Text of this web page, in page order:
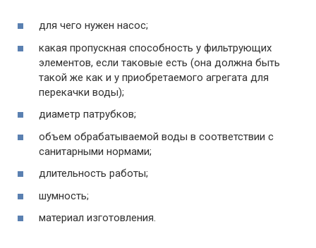
для чего нужен насос;
какая пропускная способность у фильтрующих
элементов, если таковые есть (она должна быть
такой же как и у приобретаемого агрегата для
перекачки воды);
диаметр патрубков;
объем обрабатываемой воды в соответствии с
санитарными нормами;
длительность работы;
шумность;
материал изготовления.